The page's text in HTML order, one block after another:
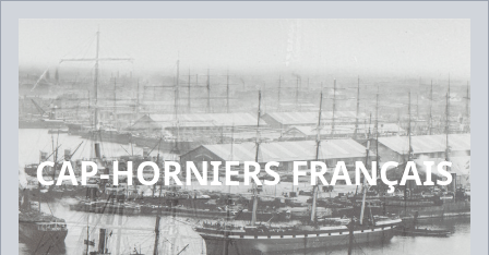
CAP-HORNIERS FRANÇAIS